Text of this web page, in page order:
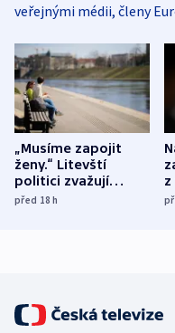
veřejnými médii, členy
„Musíme zapojit
ženy.“ Litevští
politici zvažují
dohodu o
před 18h
z